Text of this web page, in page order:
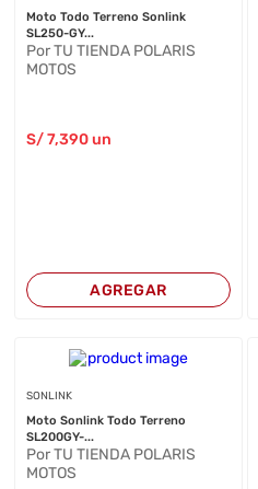
Moto Todo Terreno Sonlink
SL250-GY...
Por TU TIENDA POLARIS
MOTOS
S/7,390 un
AGREGAR
SONLINK
Moto Sonlink Todo Terreno
SL200GY-...
Por TU TIENDA POLARIS
MOTOS